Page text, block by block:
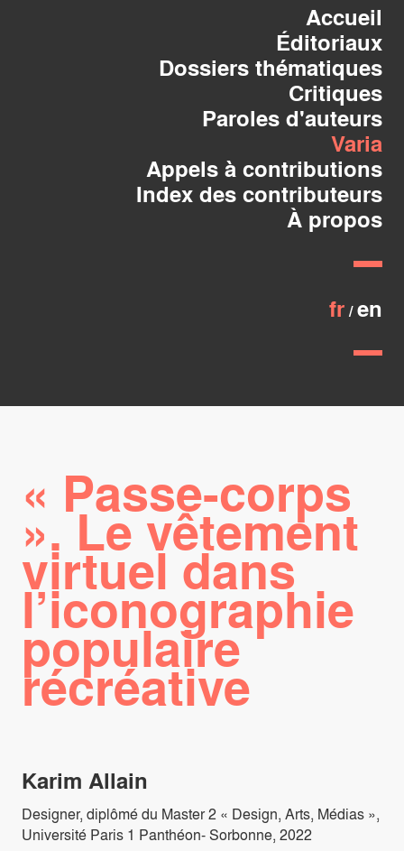
Accueil
Éditoriaux
Dossiers thématiques
Critiques
Paroles d'auteurs
Varia
Appels à contributions
Index des contributeurs
À propos
fr en
« Passe-corps
». Le vêtement
virtuel dans
l’iconographie
populaire
récréative
Karim Allain
Designer, diplômé du Master 2 « Design, Arts, Médias »,
Université Paris 1 Panthéon- Sorbonne, 2022